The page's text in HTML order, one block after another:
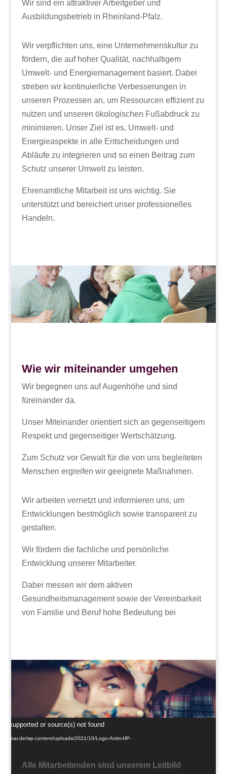
Wir sind ein attraktiver Arbeitgeber und
Ausbildungsbetrieb in Rheinland-Pfalz.
Wir verpflichten uns, eine Unternehmenskultur zu
fördern, die auf hoher Qualität, nachhaltigem
Umwelt- und Energiemanagement basiert. Dabei
streben wir kontinuierliche Verbesserungen in
unseren Prozessen an, um Ressourcen effizient zu
nutzen und unseren ökologischen Fußabdruck zu
minimieren. Unser Ziel ist es, Umwelt- und
Energieaspekte in alle Entscheidungen und
Abläufe zu integrieren und so einen Beitrag zum
Schutz unserer Umwelt zu leisten.
Ehrenamtliche Mitarbeit ist uns wichtig. Sie
unterstützt und bereichert unser professionelles
Handeln.
Wie wir miteinander umgehen
Wir begegnen uns auf Augenhöhe und sind
füreinander da.
Unser Miteinander orientiert sich an gegenseitigem
Respekt und gegenseitiger Wertschätzung.
Zum Schutz vor Gewalt für die von uns begleiteten
Menschen ergreifen wir geeignete Maßnahmen.
Wir arbeiten vernetzt und informieren uns, um
Entwicklungen bestmöglich sowie transparent zu
gestalten.
Wir fördern die fachliche und persönliche
Entwicklung unserer Mitarbeiter.
Dabei messen wir dem aktiven
Gesundheitsmanagement sowie der Vereinbarkeit
von Familie und Beruf hohe Bedeutung bei
Video-
Player
supported or source(s) not found
wp-content/uploads/2021/10/Logo-Anim-HP-
Alle Mitarbeitenden sind unserem Leitbild